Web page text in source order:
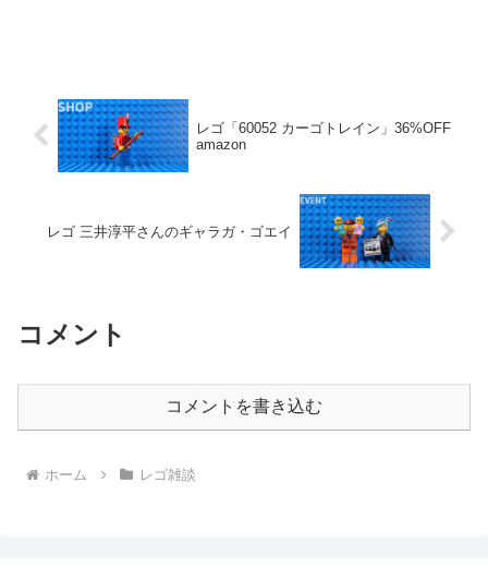
レゴ「60052 カーゴトレイン」36%OFF
amazon
レゴ 三井淳平さんのギャラガ・ゴエイ
コメント
コメントを書き込む
ホーム レゴ雑談